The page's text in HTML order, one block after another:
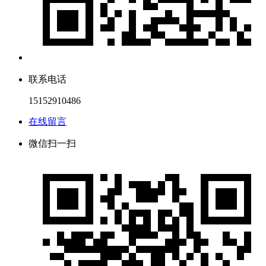
联系电话
15152910486
在线留言
微信扫一扫